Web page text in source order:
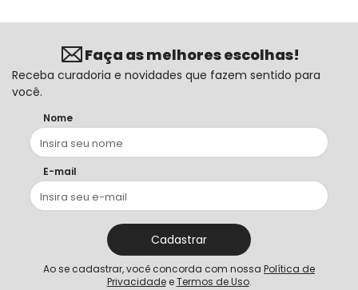
Faça as melhores escolhas!
Receba curadoria e novidades que fazem sentido para
você.
Nome
E-mail
Cadastrar
Ao se cadastrar, você concorda com nossa Política de
Privacidadee Termos de Uso.